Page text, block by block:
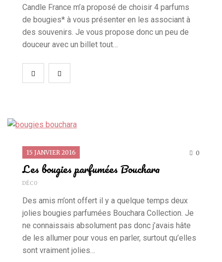
Candle France m’a proposé de choisir 4 parfums
de bougies* à vous présenter en les associant à
des souvenirs. Je vous propose donc un peu de
douceur avec un billet tout…
15 JANVIER 2016 0
Les bougies parfumées Bouchara
DÉCO
Des amis m’ont offert il y a quelque temps deux
jolies bougies parfumées Bouchara Collection. Je
ne connaissais absolument pas donc j’avais hâte
de les allumer pour vous en parler, surtout qu’elles
sont vraiment jolies…